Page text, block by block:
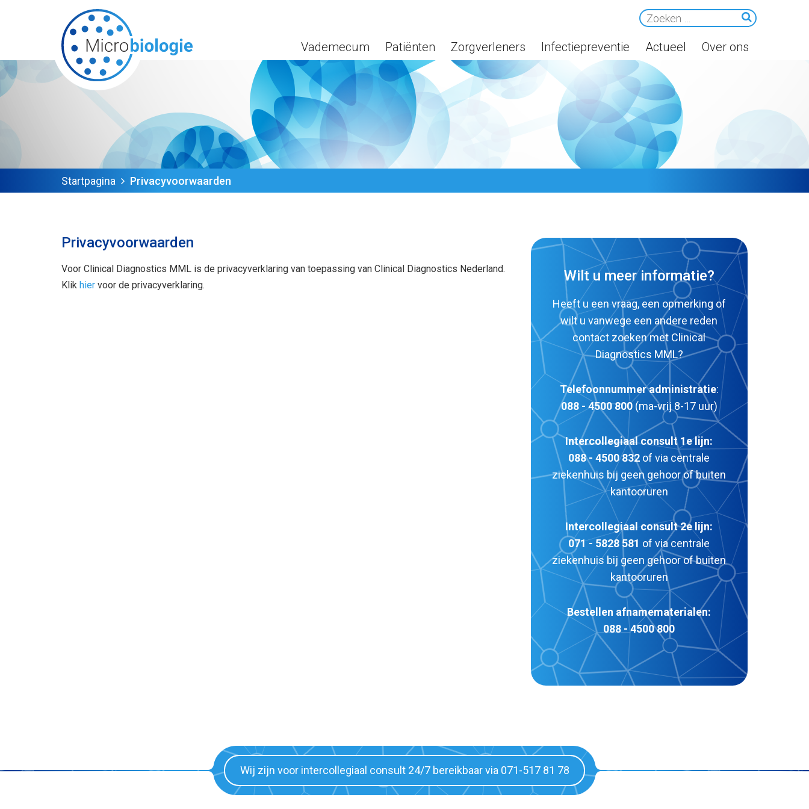
Vademecum Patiënten Zorgverleners Infectiepreventie Actueel Over ons
Startpagina Privacyvoorwaarden
Privacyvoorwaarden
Voor Clinical Diagnostics MML is de privacyverklaring van toepassing van Clinical Diagnostics Nederland.
Klik hier voor de privacyverklaring.
Wilt u meer informatie?
Heeft u een vraag, een opmerking of
wilt u vanwege een andere reden
contact zoeken met Clinical
Diagnostics MML?
Telefoonnummer administratie:
088 - 4500 800(ma-vrij 8-17 uur)
Intercollegiaal consult 1e lijn:
088 - 4500 832 of via centrale
ziekenhuis bij geen gehoor of buiten
kantooruren
Intercollegiaal consult 2e lijn:
071 - 5828 581 of via centrale
ziekenhuis bij geen gehoor of buiten
kantooruren
Bestellen afnamematerialen:
088 - 4500 800
Wij zijn voor intercollegiaal consult 24/7 bereikbaar via 071-517 81 78